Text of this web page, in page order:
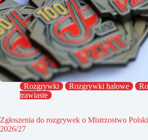
Rozgrywki Rozgrywki halowe
trawiaste
Zgłoszenia do rozgrywek o Mistrzostwo
2026/27